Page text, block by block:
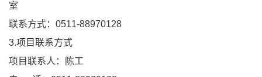
室
联系方式：0511-88970128
3.项目联系方式
项目联系人：陈工